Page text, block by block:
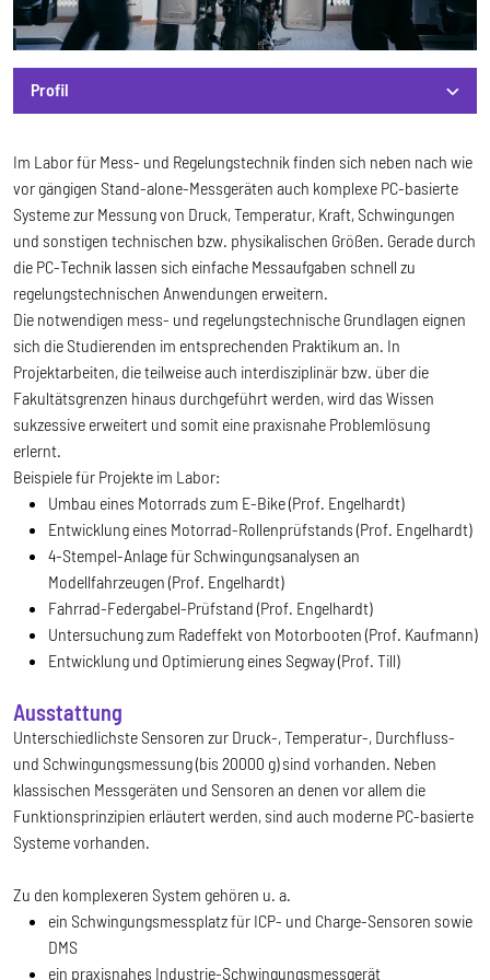
Profil
Profil
Im Labor für Mess- und Regelungstechnik finden sich neben nach wie
vor gängigen Stand-alone-Messgeräten auch komplexe PC-basierte
Systeme zur Messung von Druck, Temperatur, Kraft, Schwingungen
und sonstigen technischen bzw. physikalischen Größen. Gerade durch
die PC-Technik lassen sich einfache Messaufgaben schnell zu
regelungstechnischen Anwendungen erweitern.
Die notwendigen mess- und regelungstechnische Grundlagen eignen
sich die Studierenden im entsprechenden Praktikum an. In
Projektarbeiten, die teilweise auch interdisziplinär bzw. über die
Fakultätsgrenzen hinaus durchgeführt werden, wird das Wissen
sukzessive erweitert und somit eine praxisnahe Problemlösung
erlernt.
Beispiele für Projekte im Labor:
Umbau eines Motorrads zum E-Bike (Prof. Engelhardt)
Entwicklung eines Motorrad-Rollenprüfstands (Prof. Engelhardt)
4-Stempel-Anlage für Schwingungsanalysen an
Modellfahrzeugen (Prof. Engelhardt)
Fahrrad-Federgabel-Prüfstand (Prof. Engelhardt)
Untersuchung zum Radeffekt von Motorbooten (Prof. Kaufmann)
Entwicklung und Optimierung eines Segway (Prof. Till)
Ausstattung
Unterschiedlichste Sensoren zur Druck-, Temperatur-, Durchfluss-
und Schwingungsmessung (bis 20000 g) sind vorhanden. Neben
klassischen Messgeräten und Sensoren an denen vor allem die
Funktionsprinzipien erläutert werden, sind auch moderne PC-basierte
Systeme vorhanden.
Zu den komplexeren System gehören u. a.
ein Schwingungsmessplatz für ICP- und Charge-Sensoren sowie
DMS
ein praxisnahes Industrie-Schwingungsmessgerät